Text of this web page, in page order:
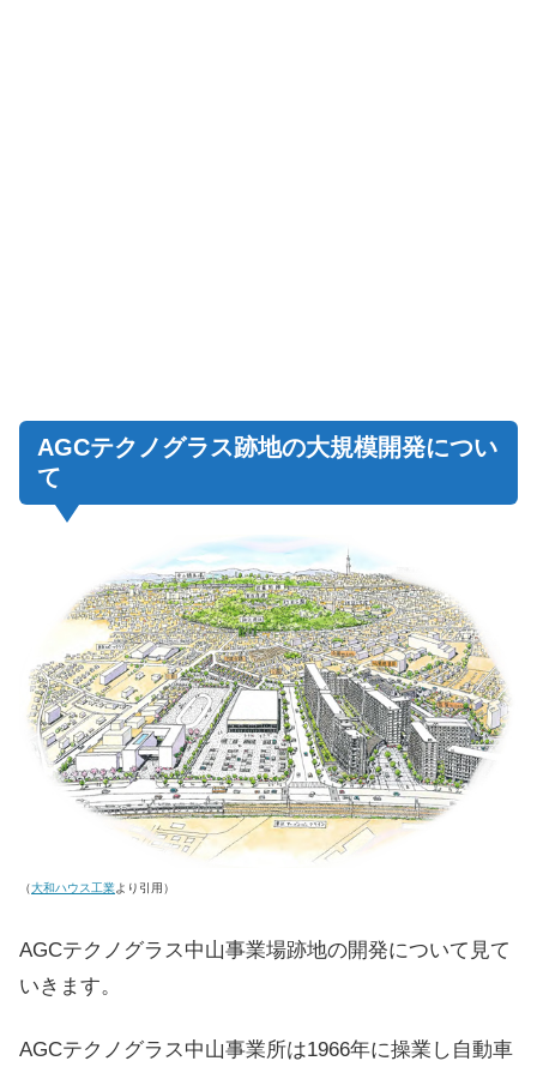
AGCテクノグラス跡地の大規模開発につい
て
（大和ハウス工業より引用）
AGCテクノグラス中山事業場跡地の開発について見て
いきます。
AGCテクノグラス中山事業所は1966年に操業し自動車